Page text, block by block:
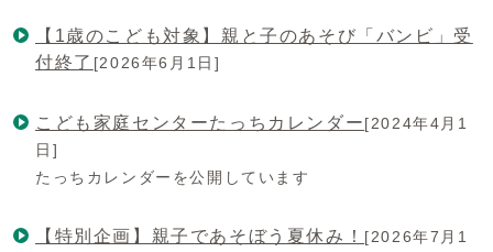
【1歳のこども対象】親と子のあそび「バンビ」受
付終了 [2026年6月1日]
こども家庭センターたっちカレンダー[2024年4月1
日]
たっちカレンダーを公開しています
【特別企画】親子であそぼう夏休み！ [2026年7月1